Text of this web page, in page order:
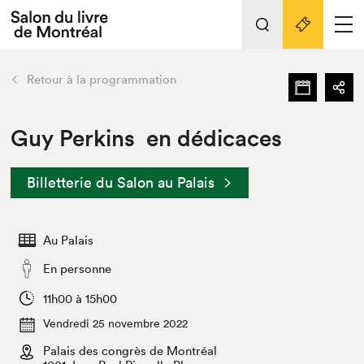
Espace médias
Espace exposant⋅e⋅s
Tout sur l'édition 2022
Actualités
Vidéos et Balados
Club de lecture Braindate
retour Nos activités
Édition 2022
Nous connaître
Projets partenaires 2022
Archives
Liens pratiques
Retour à la programmation
Guy Perkins en dédicaces
Billetterie du Salon au Palais
Au Palais
En personne
11h00 à 15h00
Vendredi 25 novembre 2022
Palais des congrès de Montréal